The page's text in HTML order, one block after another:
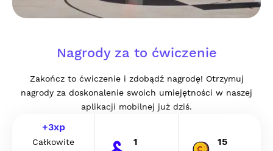
Nagrody za to ćwiczenie
Zakończ to ćwiczenie i zdobądź nagrodę! Otrzymuj
nagrody za doskonalenie swoich umiejętności w naszej
aplikacji mobilnej już dziś.
+3xp
Całkowite
1 15